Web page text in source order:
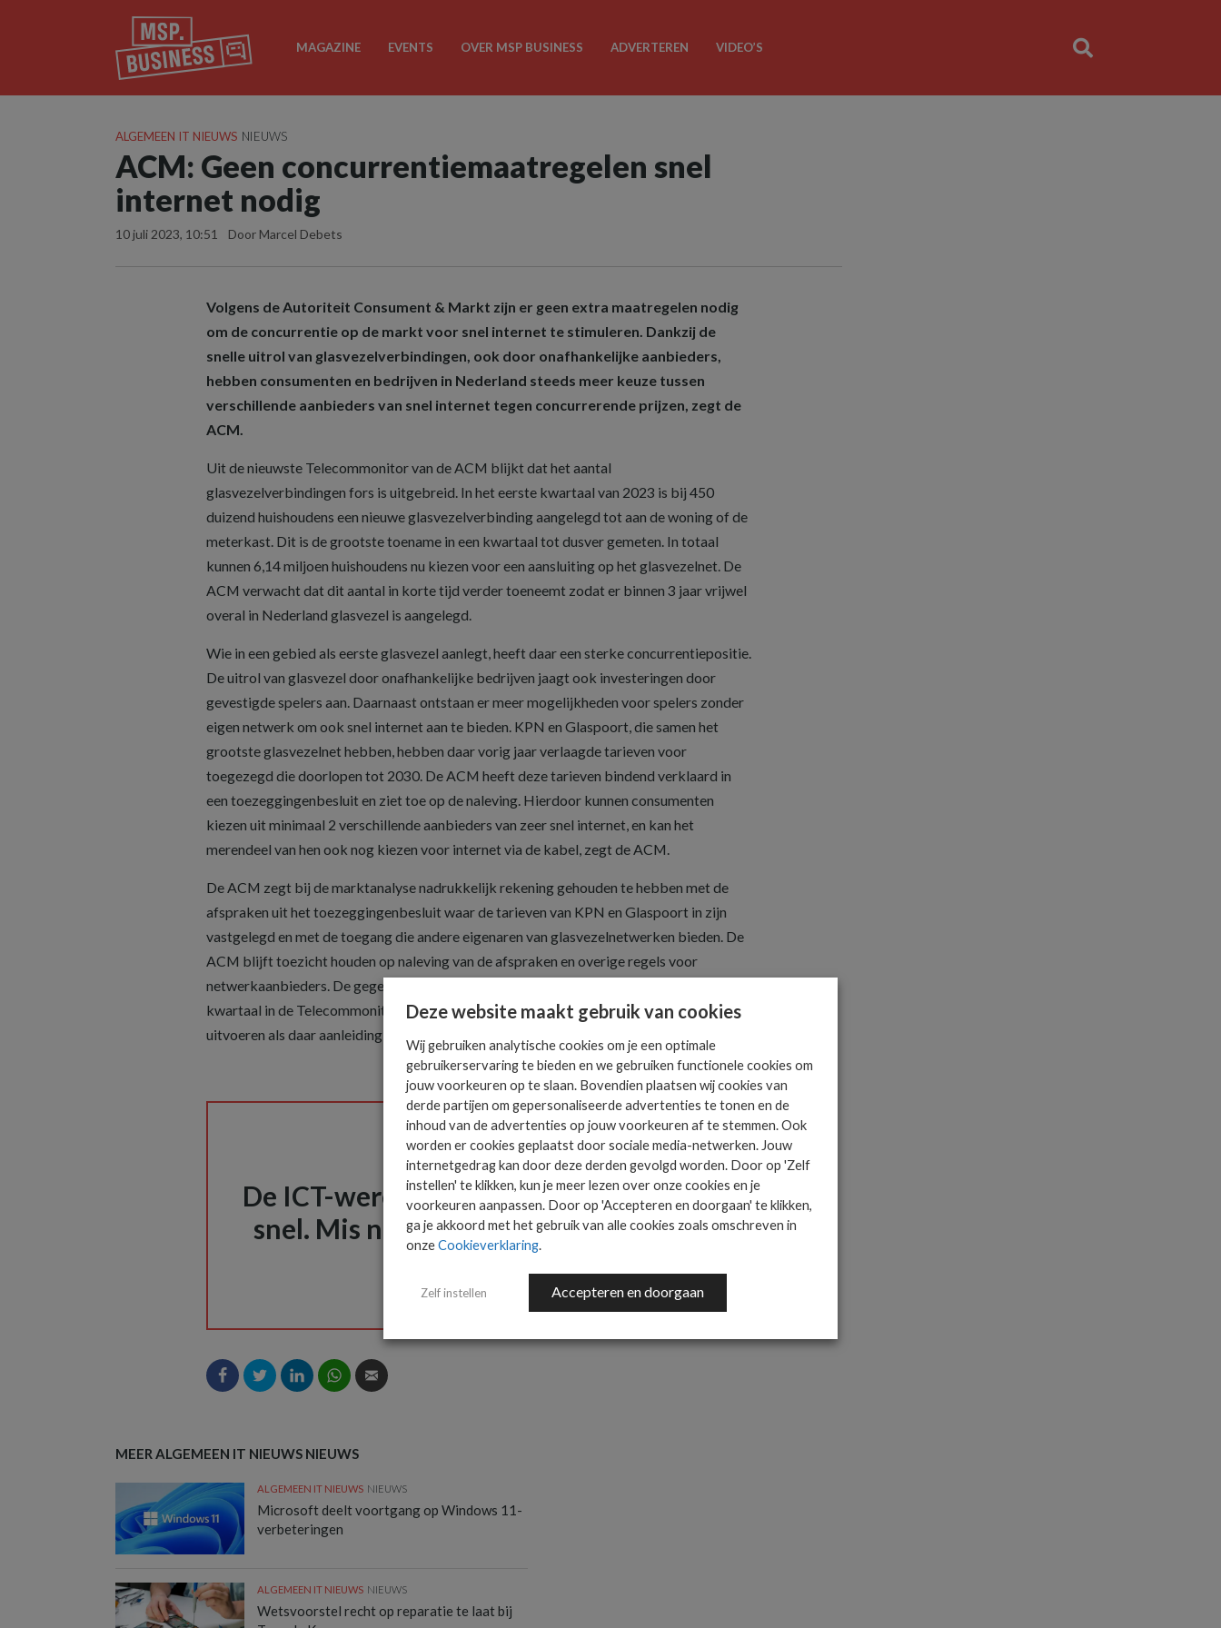
MAGAZINE EVENTS OVER MSP BUSINESS ADVERTEREN VIDEO’S
ALGEMEEN IT NIEUWS NIEUWS
ACM: Geen concurrentiemaatregelen snel
internet nodig
10 juli 2023, 10:51 Door Marcel Debets
Volgens de Autoriteit Consument & Markt zijn er geen extra maatregelen nodig
om de concurrentie op de markt voor snel internet te stimuleren. Dankzij de
snelle uitrol van glasvezelverbindingen, ook door onafhankelijke aanbieders,
hebben consumenten en bedrijven in Nederland steeds meer keuze tussen
verschillende aanbieders van snel internet tegen concurrerende prijzen, zegt de
ACM.
Uit de nieuwste Telecommonitor van de ACM blijkt dat het aantal
glasvezelverbindingen fors is uitgebreid. In het eerste kwartaal van 2023 is bij 450
duizend huishoudens een nieuwe glasvezelverbinding aangelegd tot aan de woning of de
meterkast. Dit is de grootste toename in een kwartaal tot dusver gemeten. In totaal
kunnen 6,14 miljoen huishoudens nu kiezen voor een aansluiting op het glasvezelnet. De
ACM verwacht dat dit aantal in korte tijd verder toeneemt zodat er binnen 3 jaar vrijwel
overal in Nederland glasvezel is aangelegd.
Wie in een gebied als eerste glasvezel aanlegt, heeft daar een sterke concurrentiepositie.
De uitrol van glasvezel door onafhankelijke bedrijven jaagt ook investeringen door
gevestigde spelers aan. Daarnaast ontstaan er meer mogelijkheden voor spelers zonder
eigen netwerk om ook snel internet aan te bieden. KPN en Glaspoort, die samen het
grootste glasvezelnet hebben, hebben daar vorig jaar verlaagde tarieven voor
toegezegd die doorlopen tot 2030. De ACM heeft deze tarieven bindend verklaard in
een toezeggingenbesluit en ziet toe op de naleving. Hierdoor kunnen consumenten
kiezen uit minimaal 2 verschillende aanbieders van zeer snel internet, en kan het
merendeel van hen ook nog kiezen voor internet via de kabel, zegt de ACM.
De ACM zegt bij de marktanalyse nadrukkelijk rekening gehouden te hebben met de
afspraken uit het toezeggingenbesluit waar de tarieven van KPN en Glaspoort in zijn
vastgelegd en met de toegang die andere eigenaren van glasvezelnetwerken bieden. De
ACM blijft toezicht houden op naleving van de afspraken en overige regels voor
netwerkaanbieders. De gegevens die de ACM opvraagt bij marktpartijen worden elk
kwartaal in de Telecommonitor gepubliceerd. De ACM kan opnieuw marktanalyses
uitvoeren als daar aanleiding toe is.
De ICT-wereld is
snel. Mis niets.
Het allerlaatste ICT
nieuws in jouw mailbox
AANMELDEN
MEER ALGEMEEN IT NIEUWS NIEUWS
ALGEMEEN IT NIEUWS NIEUWS
Microsoft deelt voortgang op Windows 11-
verbeteringen
ALGEMEEN IT NIEUWS NIEUWS
Wetsvoorstel recht op reparatie te laat bij
Deze website maakt gebruik van cookies
Wij gebruiken analytische cookies om je een optimale
gebruikerservaring te bieden en we gebruiken functionele cookies om
jouw voorkeuren op te slaan. Bovendien plaatsen wij cookies van
derde partijen om gepersonaliseerde advertenties te tonen en de
inhoud van de advertenties op jouw voorkeuren af te stemmen. Ook
worden er cookies geplaatst door sociale media-netwerken. Jouw
internetgedrag kan door deze derden gevolgd worden. Door op 'Zelf
instellen' te klikken, kun je meer lezen over onze cookies en je
voorkeuren aanpassen. Door op 'Accepteren en doorgaan' te klikken,
ga je akkoord met het gebruik van alle cookies zoals omschreven in
onzeCookieverklaring.
Zelf instellen Accepteren en doorgaan